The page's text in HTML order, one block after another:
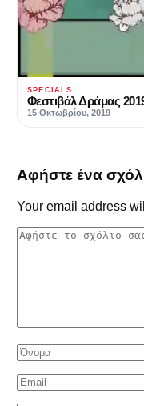
SPECIALS
Φεστιβάλ Δράμας
15 Οκτωβρίου, 2019
Αφήστε ένα
Your email address